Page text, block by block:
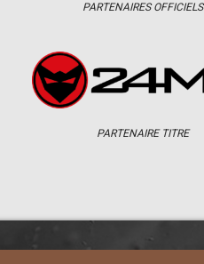
PARTENAIRES OFFICIELS
PARTENAIRE TITRE